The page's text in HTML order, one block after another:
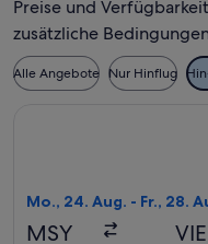
Preise und
zusätzliche
Alle Angebote Nur Hinflug
Mo., 24. Aug. - Fr., 28.
MSY VIE